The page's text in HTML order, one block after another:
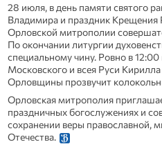
28 июля, в день памяти святого
Владимира и праздник Крещения
Орловской митрополии
По окончании литургии
специальному чину. Ровно в
Московского и всея Руси
Орловщины прозвучит
Орловская митрополия
праздничных богослужениях и
сохранении веры православной,
Отечества.